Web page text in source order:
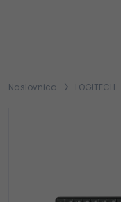
Naslovnica LOGITECH